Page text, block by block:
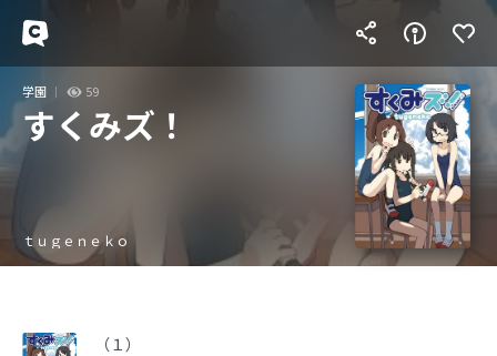
学園 59
すくみズ！
ｔｕｇｅｎｅｋｏ
（１）